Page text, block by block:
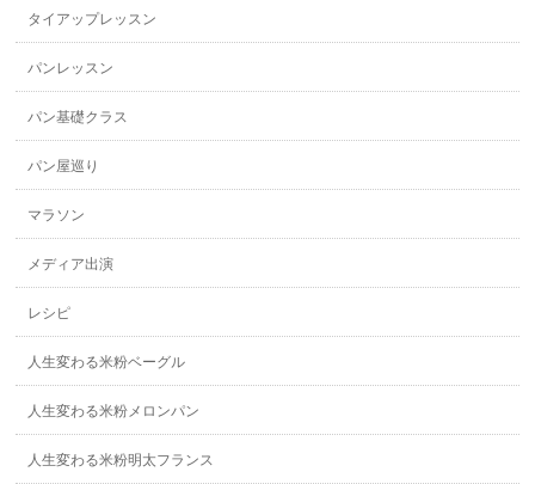
タイアップレッスン
パンレッスン
パン基礎クラス
パン屋巡り
マラソン
メディア出演
レシピ
人生変わる米粉ベーグル
人生変わる米粉メロンパン
人生変わる米粉明太フランス